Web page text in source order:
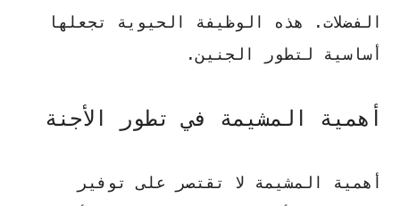
الفضلات. هذه الوظيفة الحيوية تجعلها
أساسية لتطور الجنين.
أهمية المشيمة في تطور الأجنة
أهمية المشيمة لا تقتصر على توفير